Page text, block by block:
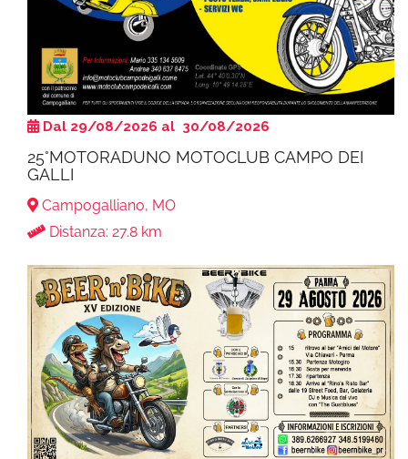
Dal 29/08/2026 al 30/08/2026
25°MOTORADUNO MOTOCLUB CAMPO DEI
GALLI
Campogalliano, MO
Distanza: 27.8 km